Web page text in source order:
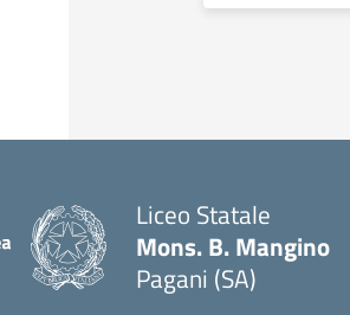
Liceo Statale
Mons. B. Mangino
Pagani (SA)